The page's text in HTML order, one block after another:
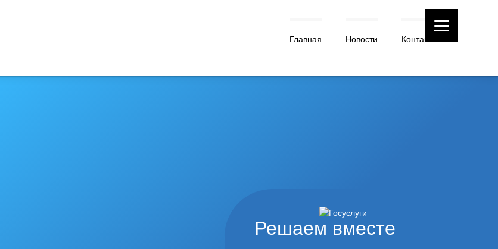
Главная Новости Контакты
Решаем вместе